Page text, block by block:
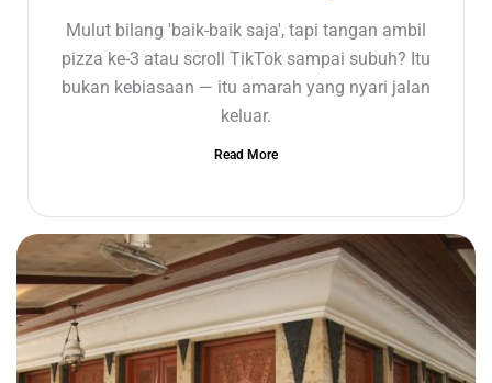
Mulut bilang 'baik-baik saja', tapi tangan ambil
pizza ke-3 atau scroll TikTok sampai subuh? Itu
bukan kebiasaan — itu amarah yang nyari jalan
keluar.
Read More